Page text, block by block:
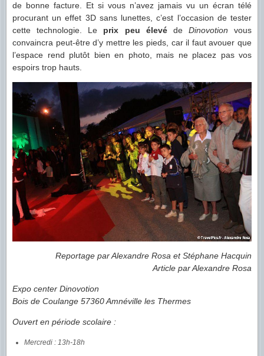
de bonne facture. Et si vous n’avez jamais vu un écran télé
procurant un effet 3D sans lunettes, c’est l’occasion de tester
cette technologie. Le prix peu élevéde Dinovotion vous
convaincra peut-être d’y mettre les pieds, car il faut avouer que
l’espace rend plutôt bien en photo, mais ne placez pas vos
espoirs trop hauts.
Reportage par Alexandre Rosa et Stéphane Hacquin
Article par Alexandre Rosa
Expo center Dinovotion
Bois de Coulange 57360 Amnéville les Thermes
Ouvert en période scolaire :
Mercredi : 13h-18h